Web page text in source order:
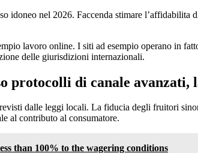
idoneo nel 2026. Faccenda stimare l’affidabilita
lavoro online. I siti ad esempio operano in
delle giurisdizioni internazionali.
protocolli di canale avanzati,
dalle leggi locali. La fiducia degli fruitori
al contributo al consumatore.
than 100% to the wagering conditions